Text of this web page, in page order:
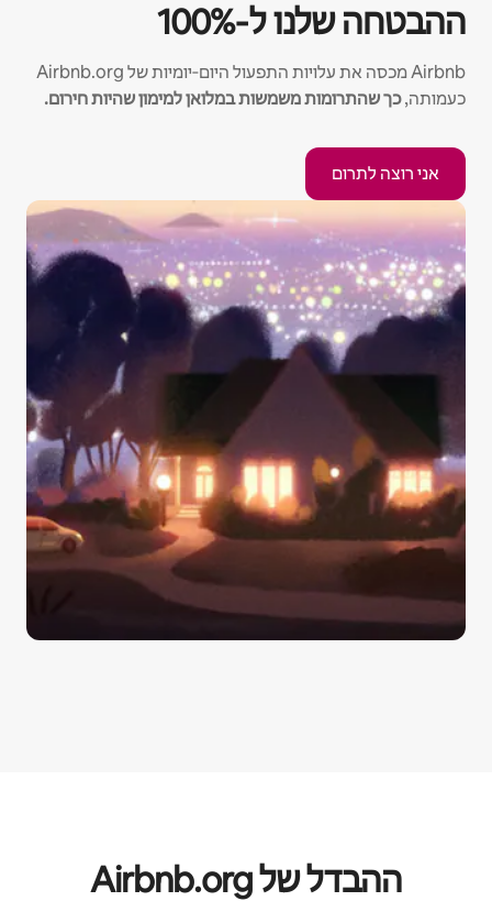
ההבטחה שלנו ל‑100%
‏Airbnb מכסה את עלויות התפעול היום‑יומיות של Airbnb.org
כעמותה,כך שהתרומות משמשות במלואן למימון שהיות חירום.
אני רוצה לתרום
ההבדל של Airbnb.org